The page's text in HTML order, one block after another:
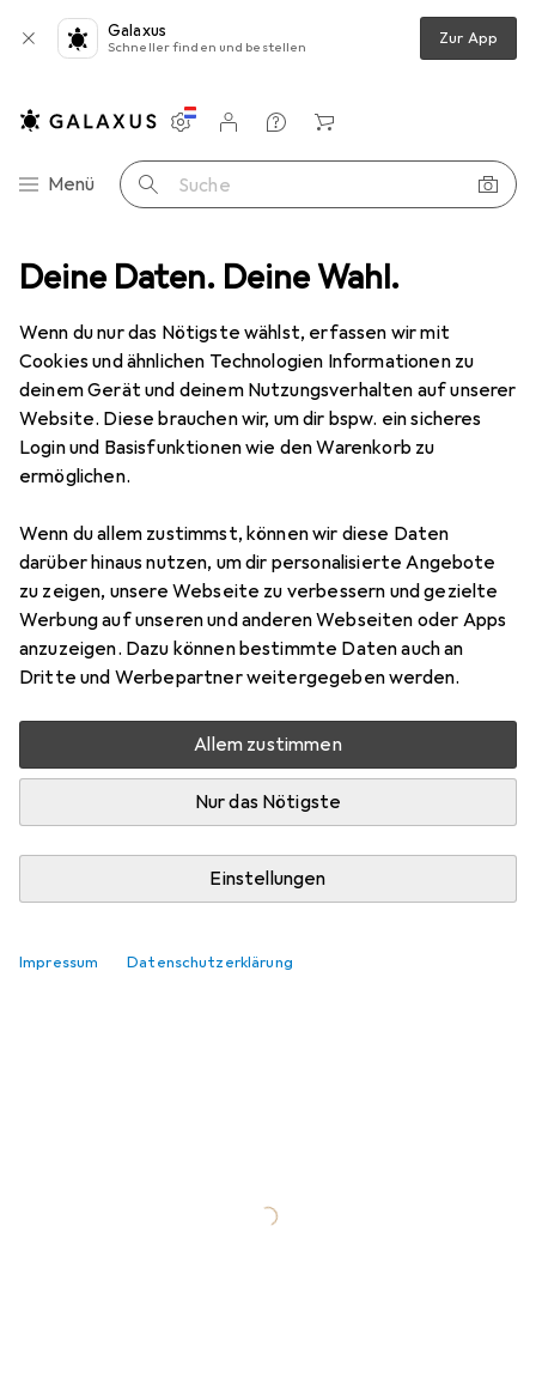
Deine Daten. Deine Wahl.
Wenn du nur das Nötigste wählst, erfassen wir mit
Cookies und ähnlichen Technologien Informationen zu
deinem Gerät und deinem Nutzungsverhalten auf unserer
Website. Diese brauchen wir, um dir bspw. ein sicheres
Login und Basisfunktionen wie den Warenkorb zu
ermöglichen.
Wenn du allem zustimmst, können wir diese Daten
darüber hinaus nutzen, um dir personalisierte Angebote
zu zeigen, unsere Webseite zu verbessern und gezielte
Werbung auf unseren und anderen Webseiten oder Apps
anzuzeigen. Dazu können bestimmte Daten auch an
Dritte und Werbepartner weitergegeben werden.
Allem zustimmen
Nur das Nötigste
Einstellungen
Impressum Datenschutzerklärung
Galaxus
Schneller finden und bestellen Zur App
Navigation nach Kategorien
Menü Suche
Einstellungen
Kundenkonto
Vergleichslisten
Merklisten
Warenkorb
Gaming + VR Gaming Zubehör
Gaming Headset
Produkte Forum